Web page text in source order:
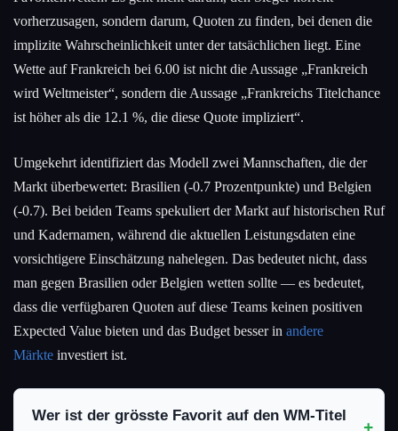
vorherzusagen, sondern darum, Quoten zu finden, bei denen die
implizite Wahrscheinlichkeit unter der tatsächlichen liegt. Eine
Wette auf Frankreich bei 6.00 ist nicht die Aussage „Frankreich
wird Weltmeister“, sondern die Aussage „Frankreichs Titelchance
ist höher als die 12.1 %, die diese Quote impliziert“.
Umgekehrt identifiziert das Modell zwei Mannschaften, die der
Markt überbewertet: Brasilien (-0.7 Prozentpunkte) und Belgien
(-0.7). Bei beiden Teams spekuliert der Markt auf historischen Ruf
und Kadernamen, während die aktuellen Leistungsdaten eine
vorsichtigere Einschätzung nahelegen. Das bedeutet nicht, dass
man gegen Brasilien oder Belgien wetten sollte — es bedeutet,
dass die verfügbaren Quoten auf diese Teams keinen positiven
Expected Value bieten und das Budget besser in andere
Märkte investiert ist.
Wer ist der grösste Favorit auf den WM-Titel